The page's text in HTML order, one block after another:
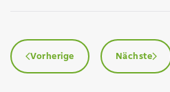
Vorherige Nächste